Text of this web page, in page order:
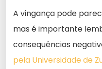
A vingança pode
mas é importante
consequências
pela Universidade de